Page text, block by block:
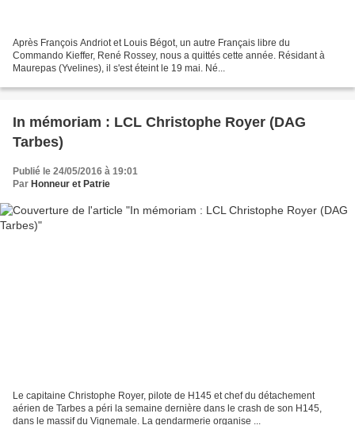
Après François Andriot et Louis Bégot, un autre Français libre du
Commando Kieffer, René Rossey, nous a quittés cette année. Résidant à
Maurepas (Yvelines), il s'est éteint le 19 mai. Né...
In mémoriam : LCL Christophe Royer (DAG
Tarbes)
Publié le 24/05/2016 à 19:01
Par Honneur et Patrie
Le capitaine Christophe Royer, pilote de H145 et chef du détachement
aérien de Tarbes a péri la semaine dernière dans le crash de son H145,
dans le massif du Vignemale. La gendarmerie organise ...